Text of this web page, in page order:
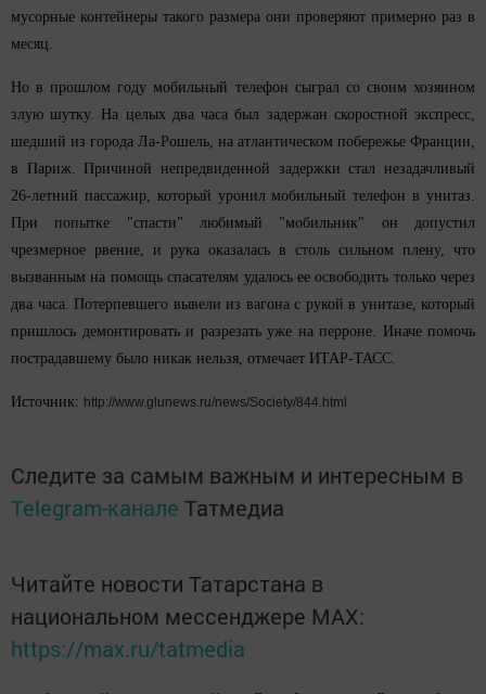
мусорные контейнеры такого размера они проверяют примерно раз в
месяц.
Но в прошлом году мобильный телефон сыграл со своим хозяином
злую шутку. На целых два часа был задержан скоростной экспресс,
шедший из города Ла-Рошель, на атлантическом побережье Франции,
в Париж. Причиной непредвиденной задержки стал незадачливый
26-летний пассажир, который уронил мобильный телефон в унитаз.
При попытке "спасти" любимый "мобильник" он допустил
чрезмерное рвение, и рука оказалась в столь сильном плену, что
вызванным на помощь спасателям удалось ее освободить только через
два часа. Потерпевшего вывели из вагона с рукой в унитазе, который
пришлось демонтировать и разрезать уже на перроне. Иначе помочь
пострадавшему было никак нельзя, отмечает ИТАР-ТАСС.
Источник: http://www.glunews.ru/news/Society/844.html
Следите за самым важным и интересным в
Telegram-канале Татмедиа
Читайте новости Татарстана в
национальном мессенджере MАХ:
https://max.ru/tatmedia